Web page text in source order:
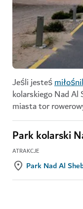
Jeśli jesteś
kolarskiego Nad Al
miasta tor
Park kolarski
ATRAKCJE
Park Nad Al